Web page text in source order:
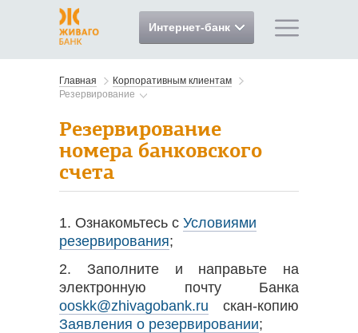
Интернет-банк
Главная
Корпоративным клиентам
Резервирование
Резервирование
номера банковского
счета
1. Ознакомьтесь с Условиями
резервирования;
2. Заполните и направьте на
электронную почту Банка
ooskk@zhivagobank.ru скан-копию
Заявления о резервировании;